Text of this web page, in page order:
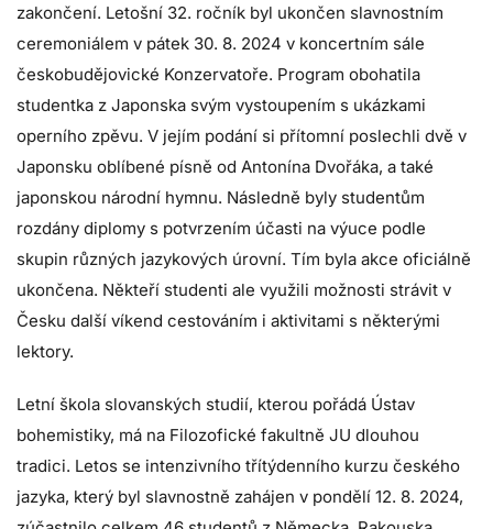
zakončení. Letošní 32. ročník byl ukončen slavnostním
ceremoniálem v pátek 30. 8. 2024 v koncertním sále
českobudějovické Konzervatoře. Program obohatila
studentka z Japonska svým vystoupením s ukázkami
operního zpěvu. V jejím podání si přítomní poslechli dvě v
Japonsku oblíbené písně od Antonína Dvořáka, a také
japonskou národní hymnu. Následně byly studentům
rozdány diplomy s potvrzením účasti na výuce podle
skupin různých jazykových úrovní. Tím byla akce oficiálně
ukončena. Někteří studenti ale využili možnosti strávit v
Česku další víkend cestováním i aktivitami s některými
lektory.
Letní škola slovanských studií, kterou pořádá Ústav
bohemistiky, má na Filozofické fakultně JU dlouhou
tradici. Letos se intenzivního třítýdenního kurzu českého
jazyka, který byl slavnostně zahájen v pondělí 12. 8. 2024,